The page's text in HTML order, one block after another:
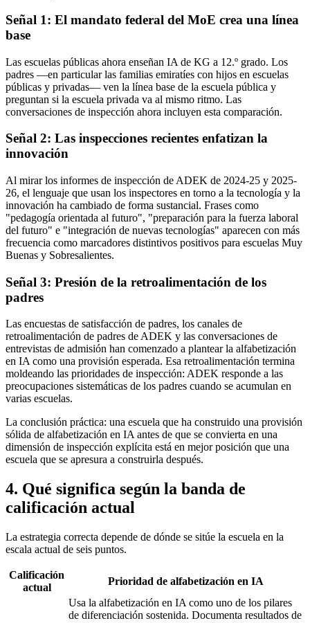
Señal 1: El mandato federal del MoE crea una línea
base
Las escuelas públicas ahora enseñan IA de KG a 12.º grado. Los
padres —en particular las familias emiratíes con hijos en escuelas
públicas y privadas— ven la línea base de la escuela pública y
preguntan si la escuela privada va al mismo ritmo. Las
conversaciones de inspección ahora incluyen esta comparación.
Señal 2: Las inspecciones recientes enfatizan la
innovación
Al mirar los informes de inspección de ADEK de 2024-25 y 2025-
26, el lenguaje que usan los inspectores en torno a la tecnología y la
innovación ha cambiado de forma sustancial. Frases como
"pedagogía orientada al futuro", "preparación para la fuerza laboral
del futuro" e "integración de nuevas tecnologías" aparecen con más
frecuencia como marcadores distintivos positivos para escuelas Muy
Buenas y Sobresalientes.
Señal 3: Presión de la retroalimentación de los
padres
Las encuestas de satisfacción de padres, los canales de
retroalimentación de padres de ADEK y las conversaciones de
entrevistas de admisión han comenzado a plantear la alfabetización
en IA como una provisión esperada. Esa retroalimentación termina
moldeando las prioridades de inspección: ADEK responde a las
preocupaciones sistemáticas de los padres cuando se acumulan en
varias escuelas.
La conclusión práctica: una escuela que ha construido una provisión
sólida de alfabetización en IA antes de que se convierta en una
dimensión de inspección explícita está en mejor posición que una
escuela que se apresura a construirla después.
4. Qué significa según la banda de
calificación actual
La estrategia correcta depende de dónde se sitúe la escuela en la
escala actual de seis puntos.
Calificación
actual
Prioridad de alfabetización en IA
Usa la alfabetización en IA como uno de los pilares
de diferenciación sostenida. Documenta resultados de